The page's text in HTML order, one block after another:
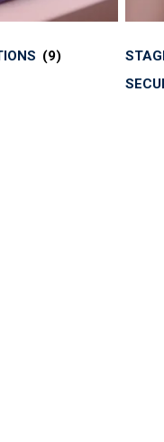
(9)